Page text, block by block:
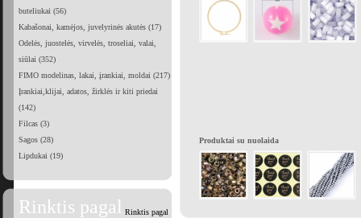
buteliukai (56)
Kabašonai, kamėjos, juvelyrinės akutės (17)
Odelės, juostelės, virvelės, troseliai, valai,
siūlai (352)
FIMO modelinas, lakai, įrankiai, moldai (217)
Įrankiai,klijai, adatos, žirklės ir kiti priedai
(142)
Filcas (3)
Sagos (28)
Lipdukai (19)
Rinktis pagal Rinktis pagal
Produktai su nuolaida